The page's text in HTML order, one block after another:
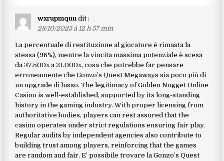
wxrupmquu dit :
28/10/2025 à 12 h 57 min
La percentuale di restituzione al giocatore è rimasta la
stessa (96%), mentre la vincita massima potenziale è scesa
da 37.500x a 21.000x, cosa che potrebbe far pensare
erroneamente che Gonzo’s Quest Megaways sia poco più di
un upgrade di lusso. The legitimacy of Golden Nugget Online
Casino is well-established, supported by its long-standing
history in the gaming industry. With proper licensing from
authoritative bodies, players can rest assured that the
casino operates under strict regulations ensuring fair play.
Regular audits by independent agencies also contribute to
building trust among players, reinforcing that the games
are random and fair. E’ possibile trovare la Gonzo’s Quest